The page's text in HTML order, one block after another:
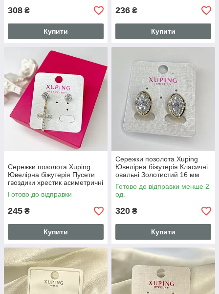
308 ₴
Купити
236 ₴
Купити
Сережки позолота Xuping
Ювелірна біжутерія Пусети
гвоздики хрестик асиметричні
Золотистий 35 мм S15245
Готово до відправки
245 ₴
Купити
Сережки позолота Xuping
Ювелірна біжутерія Класичні
овальні Золотистий 16 мм
S15242
Готово до відправки менше 2
од.
320 ₴
Купити